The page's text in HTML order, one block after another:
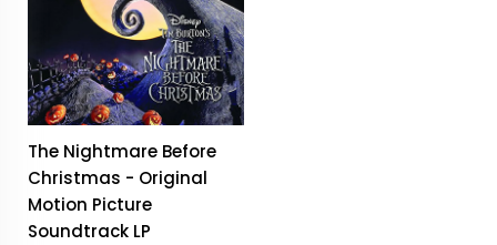
The Nightmare Before
Christmas - Original
Motion Picture
Soundtrack LP